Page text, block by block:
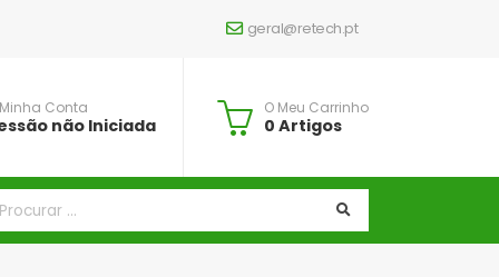
geral@retech.pt
Conta
não Iniciada
O Meu Carrinho
0 Artigos